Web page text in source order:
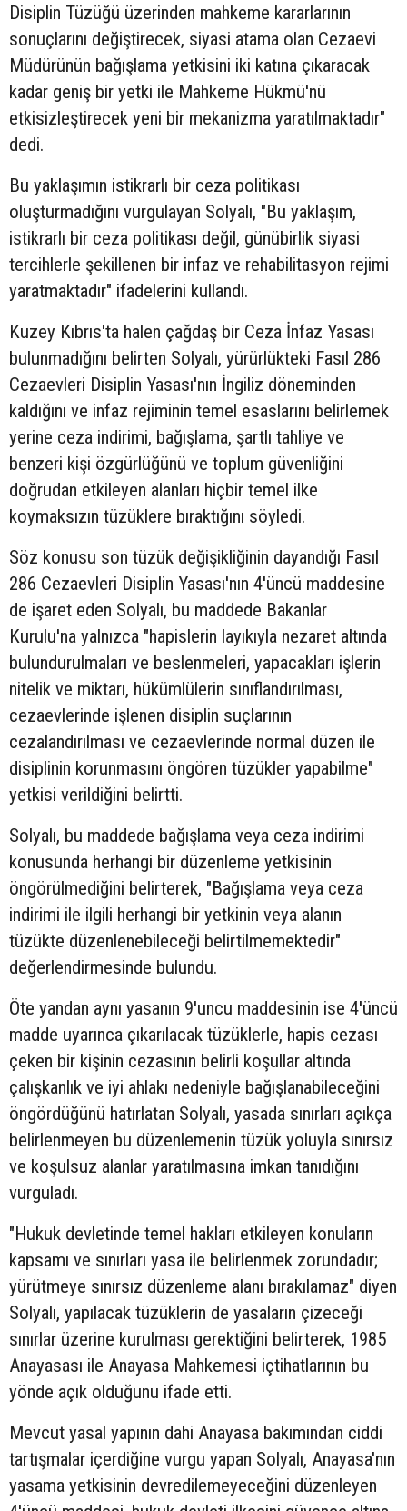
Disiplin Tüzüğü üzerinden mahkeme kararlarının
sonuçlarını değiştirecek, siyasi atama olan Cezaevi
Müdürünün bağışlama yetkisini iki katına çıkaracak
kadar geniş bir yetki ile Mahkeme Hükmü'nü
etkisizleştirecek yeni bir mekanizma yaratılmaktadır"
dedi.
Bu yaklaşımın istikrarlı bir ceza politikası
oluşturmadığını vurgulayan Solyalı, "Bu yaklaşım,
istikrarlı bir ceza politikası değil, günübirlik siyasi
tercihlerle şekillenen bir infaz ve rehabilitasyon rejimi
yaratmaktadır" ifadelerini kullandı.
Kuzey Kıbrıs'ta halen çağdaş bir Ceza İnfaz Yasası
bulunmadığını belirten Solyalı, yürürlükteki Fasıl 286
Cezaevleri Disiplin Yasası'nın İngiliz döneminden
kaldığını ve infaz rejiminin temel esaslarını belirlemek
yerine ceza indirimi, bağışlama, şartlı tahliye ve
benzeri kişi özgürlüğünü ve toplum güvenliğini
doğrudan etkileyen alanları hiçbir temel ilke
koymaksızın tüzüklere bıraktığını söyledi.
Söz konusu son tüzük değişikliğinin dayandığı Fasıl
286 Cezaevleri Disiplin Yasası'nın 4'üncü maddesine
de işaret eden Solyalı, bu maddede Bakanlar
Kurulu'na yalnızca "hapislerin layıkıyla nezaret altında
bulundurulmaları ve beslenmeleri, yapacakları işlerin
nitelik ve miktarı, hükümlülerin sınıflandırılması,
cezaevlerinde işlenen disiplin suçlarının
cezalandırılması ve cezaevlerinde normal düzen ile
disiplinin korunmasını öngören tüzükler yapabilme"
yetkisi verildiğini belirtti.
Solyalı, bu maddede bağışlama veya ceza indirimi
konusunda herhangi bir düzenleme yetkisinin
öngörülmediğini belirterek, "Bağışlama veya ceza
indirimi ile ilgili herhangi bir yetkinin veya alanın
tüzükte düzenlenebileceği belirtilmemektedir"
değerlendirmesinde bulundu.
Öte yandan aynı yasanın 9'uncu maddesinin ise 4'üncü
madde uyarınca çıkarılacak tüzüklerle, hapis cezası
çeken bir kişinin cezasının belirli koşullar altında
çalışkanlık ve iyi ahlakı nedeniyle bağışlanabileceğini
öngördüğünü hatırlatan Solyalı, yasada sınırları açıkça
belirlenmeyen bu düzenlemenin tüzük yoluyla sınırsız
ve koşulsuz alanlar yaratılmasına imkan tanıdığını
vurguladı.
"Hukuk devletinde temel hakları etkileyen konuların
kapsamı ve sınırları yasa ile belirlenmek zorundadır;
yürütmeye sınırsız düzenleme alanı bırakılamaz" diyen
Solyalı, yapılacak tüzüklerin de yasaların çizeceği
sınırlar üzerine kurulması gerektiğini belirterek, 1985
Anayasası ile Anayasa Mahkemesi içtihatlarının bu
yönde açık olduğunu ifade etti.
Mevcut yasal yapının dahi Anayasa bakımından ciddi
tartışmalar içerdiğine vurgu yapan Solyalı, Anayasa'nın
yasama yetkisinin devredilemeyeceğini düzenleyen